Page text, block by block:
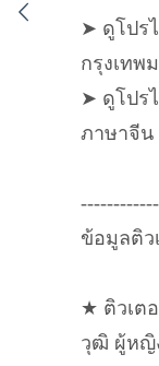
➤ ดูโปร
กรุงเทพ
➤ ดูโปร
ภาษาจีน
ข้อมูลติว
★ ติวเต
วุฒิ ผู้หญิ